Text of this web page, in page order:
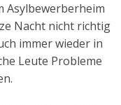
Asylbewerberheim
Nacht nicht richtig
immer wieder in
Leute Probleme